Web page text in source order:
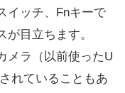
イッチ、Fnキーで
目立ちます。
メラ（以前使ったU
れていることもあ